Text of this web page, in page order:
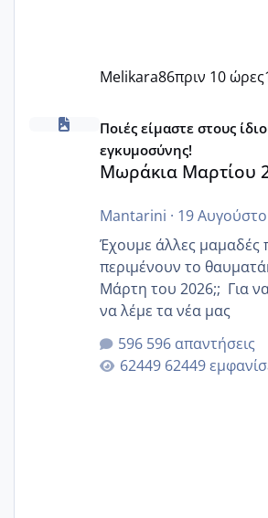
Melikara86πριν 10 ώρες
Μωράκια Μαρτίου 2026
Ποιές είμαστε στους
εγκυμοσύνης!
Μωράκια Μαρτίου
Mantarini · 19
Έχουμε άλλες μαμαδές
περιμένουν το
Μάρτη του 2026;; Για να μαζευόμαστε
να λέμε τα νέα μας
596 απαντήσεις
62449